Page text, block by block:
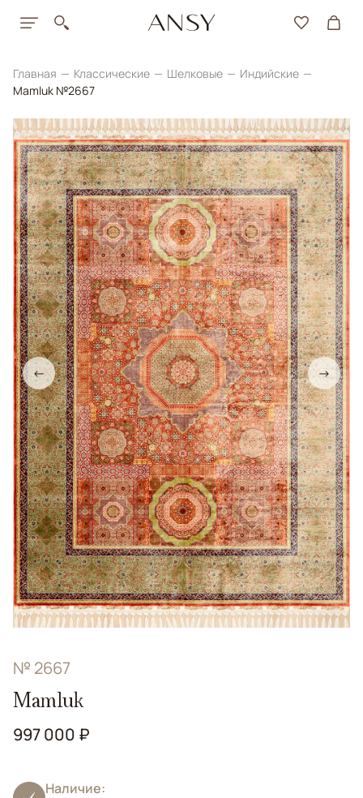
Главная Классические Шелковые
Индийские
Mamluk №2667
← →
№ 2667
Mamluk
997 000 ₽
Наличие: